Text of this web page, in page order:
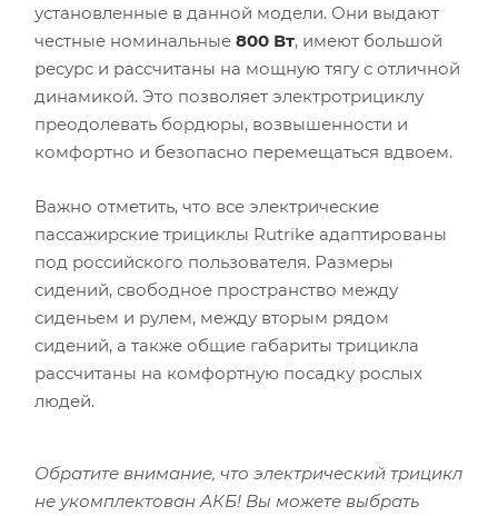
установленные в данной модели. Они выдают
честные номинальные 800 Вт, имеют большой
ресурс и рассчитаны на мощную тягу с отличной
динамикой. Это позволяет электротрициклу
преодолевать бордюры, возвышенности и
комфортно и безопасно перемещаться вдвоем.
Важно отметить, что все электрические
пассажирские трициклы Rutrike адаптированы
под российского пользователя. Размеры
сидений, свободное пространство между
сиденьем и рулем, между вторым рядом
сидений, а также общие габариты трицикла
рассчитаны на комфортную посадку рослых
людей.
Обратите внимание, что электрический трицикл
не укомплектован АКБ! Вы можете выбрать